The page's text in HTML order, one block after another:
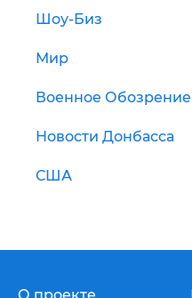
Шоу-Биз
Мир
Военное Обозрение
Новости Донбасса
США